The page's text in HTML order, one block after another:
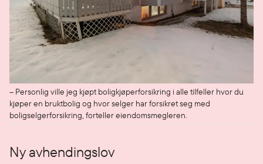
– Personlig ville jeg kjøpt boligkjøperforsikring i alle tilfeller hvor du
kjøper en bruktbolig og hvor selger har forsikret seg med
boligselgerforsikring, forteller eiendomsmegleren.
Ny avhendingslov